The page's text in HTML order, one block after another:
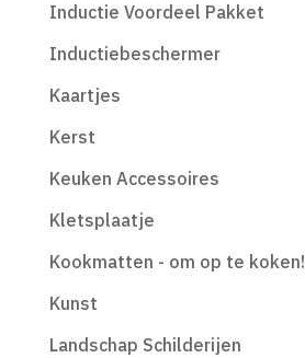
Inductie Voordeel Pakket
Inductiebeschermer
Kaartjes
Kerst
Keuken Accessoires
Kletsplaatje
Kookmatten - om op te koken!
Kunst
Landschap Schilderijen